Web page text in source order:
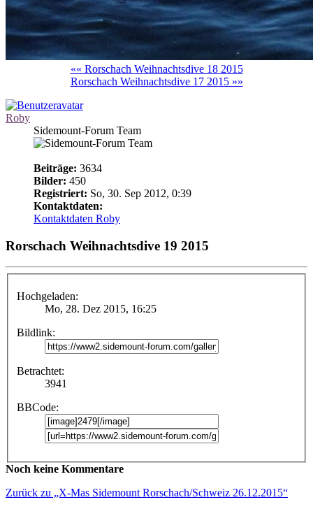
«« Rorschach Weihnachtsdive 18 2015
Rorschach Weihnachtsdive 17 2015 »»
Roby
Sidemount-Forum Team
Beiträge: 3634
Bilder: 450
Registriert: So, 30. Sep 2012, 0:39
Kontaktdaten:
Kontaktdaten Roby
Rorschach Weihnachtsdive 19 2015
Hochgeladen:
Mo, 28. Dez 2015, 16:25
Bildlink:
Betrachtet:
3941
BBCode:
Noch keine Kommentare
Zurück zu „X-Mas Sidemount Rorschach/Schweiz 26.12.2015“